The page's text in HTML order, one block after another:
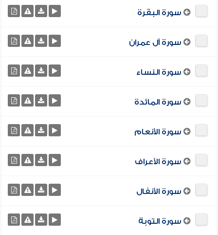
سورة البقرة
سورة آل عمران
سورة النساء
سورة المائدة
سورة الأنعام
سورة الأعراف
سورة الأنفال
سورة التوبة